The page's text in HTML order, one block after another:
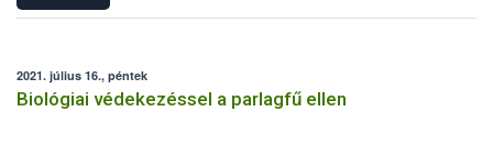
2021. július 16., péntek
Biológiai védekezéssel a parlagfű ellen